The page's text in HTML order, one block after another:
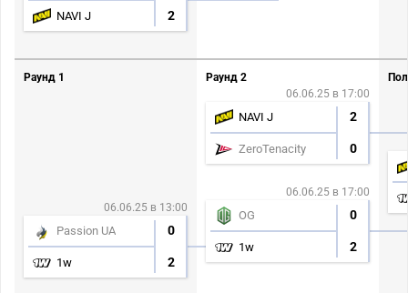
NAVI J 2
Раунд 1
06.06.25 в 13:00
Passion UA 0
1w 2
Раунд 2
06.06.25 в 17:00
NAVI J 2
ZeroTenacity 0
06.06.25 в 17:00
OG 0
1w 2